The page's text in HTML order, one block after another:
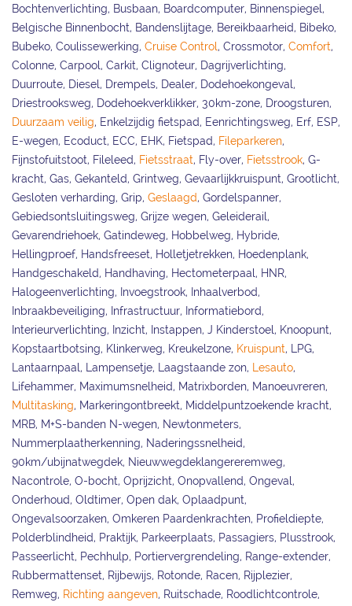
Bochtenverlichting, Busbaan, Boardcomputer, Binnenspiegel,
Belgische Binnenbocht, Bandenslijtage, Bereikbaarheid, Bibeko,
Bubeko, Coulissewerking, Cruise Control, Crossmotor, Comfort,
Colonne, Carpool, Carkit, Clignoteur, Dagrijverlichting,
Duurroute, Diesel, Drempels, Dealer, Dodehoekongeval,
Driestrooksweg, Dodehoekverklikker, 30km-zone, Droogsturen,
Duurzaam veilig, Enkelzijdig fietspad, Eenrichtingsweg, Erf, ESP,
E-wegen, Ecoduct, ECC, EHK, Fietspad, Fileparkeren,
Fijnstofuitstoot, Fileleed, Fietsstraat, Fly-over, Fietsstrook, G-
kracht, Gas, Gekanteld, Grintweg, Gevaarlijkkruispunt, Grootlicht,
Gesloten verharding, Grip, Geslaagd, Gordelspanner,
Gebiedsontsluitingsweg, Grijze wegen, Geleiderail,
Gevarendriehoek, Gatindeweg, Hobbelweg, Hybride,
Hellingproef, Handsfreeset, Holletjetrekken, Hoedenplank,
Handgeschakeld, Handhaving, Hectometerpaal, HNR,
Halogeenverlichting, Invoegstrook, Inhaalverbod,
Inbraakbeveiliging, Infrastructuur, Informatiebord,
Interieurverlichting, Inzicht, Instappen, J Kinderstoel, Knoopunt,
Kopstaartbotsing, Klinkerweg, Kreukelzone, Kruispunt, LPG,
Lantaarnpaal, Lampensetje, Laagstaande zon,
Lesauto,
Lifehammer, Maximumsnelheid, Matrixborden, Manoeuvreren,
Multitasking, Markeringontbreekt, Middelpuntzoekende kracht,
MRB, M+S-banden N-wegen, Newtonmeters,
Nummerplaatherkenning, Naderingssnelheid,
90km/ubijnatwegdek, Nieuwwegdeklangereremweg,
Nacontrole, O-bocht, Oprijzicht, Onopvallend, Ongeval,
Onderhoud, Oldtimer, Open dak, Oplaadpunt,
Ongevalsoorzaken, Omkeren Paardenkrachten, Profieldiepte,
Polderblindheid, Praktijk, Parkeerplaats, Passagiers, Plusstrook,
Passeerlicht, Pechhulp, Portiervergrendeling, Range-extender,
Rubbermattenset, Rijbewijs, Rotonde, Racen, Rijplezier,
Remweg, Richting aangeven, Ruitschade, Roodlichtcontrole,